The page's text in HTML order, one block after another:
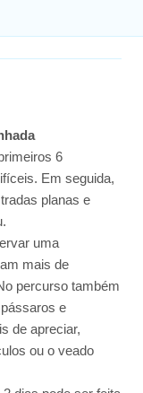
6
Em seguida,
planas e
uma
mais de
percurso também
e
de apreciar,
ou o veado